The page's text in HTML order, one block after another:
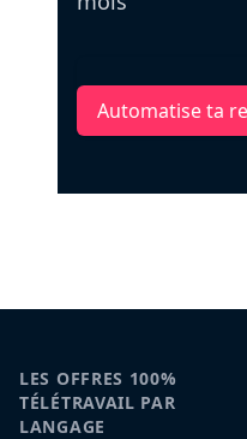
Automatise ta
LES OFFRES 100%
TÉLÉTRAVAIL PAR
LANGAGE